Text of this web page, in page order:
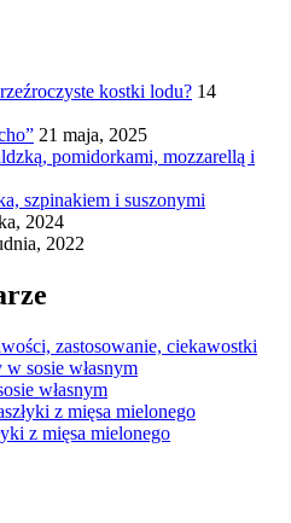
kostki lodu? 14
21 maja, 2025
pomidorkami, mozzarellą i
szpinakiem i suszonymi
2024
2022
zastosowanie, ciekawostki
w sosie własnym
własnym
z mięsa mielonego
z mięsa mielonego